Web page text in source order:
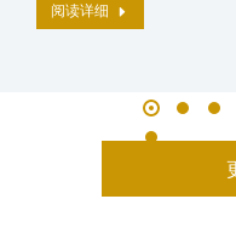
阅读详细